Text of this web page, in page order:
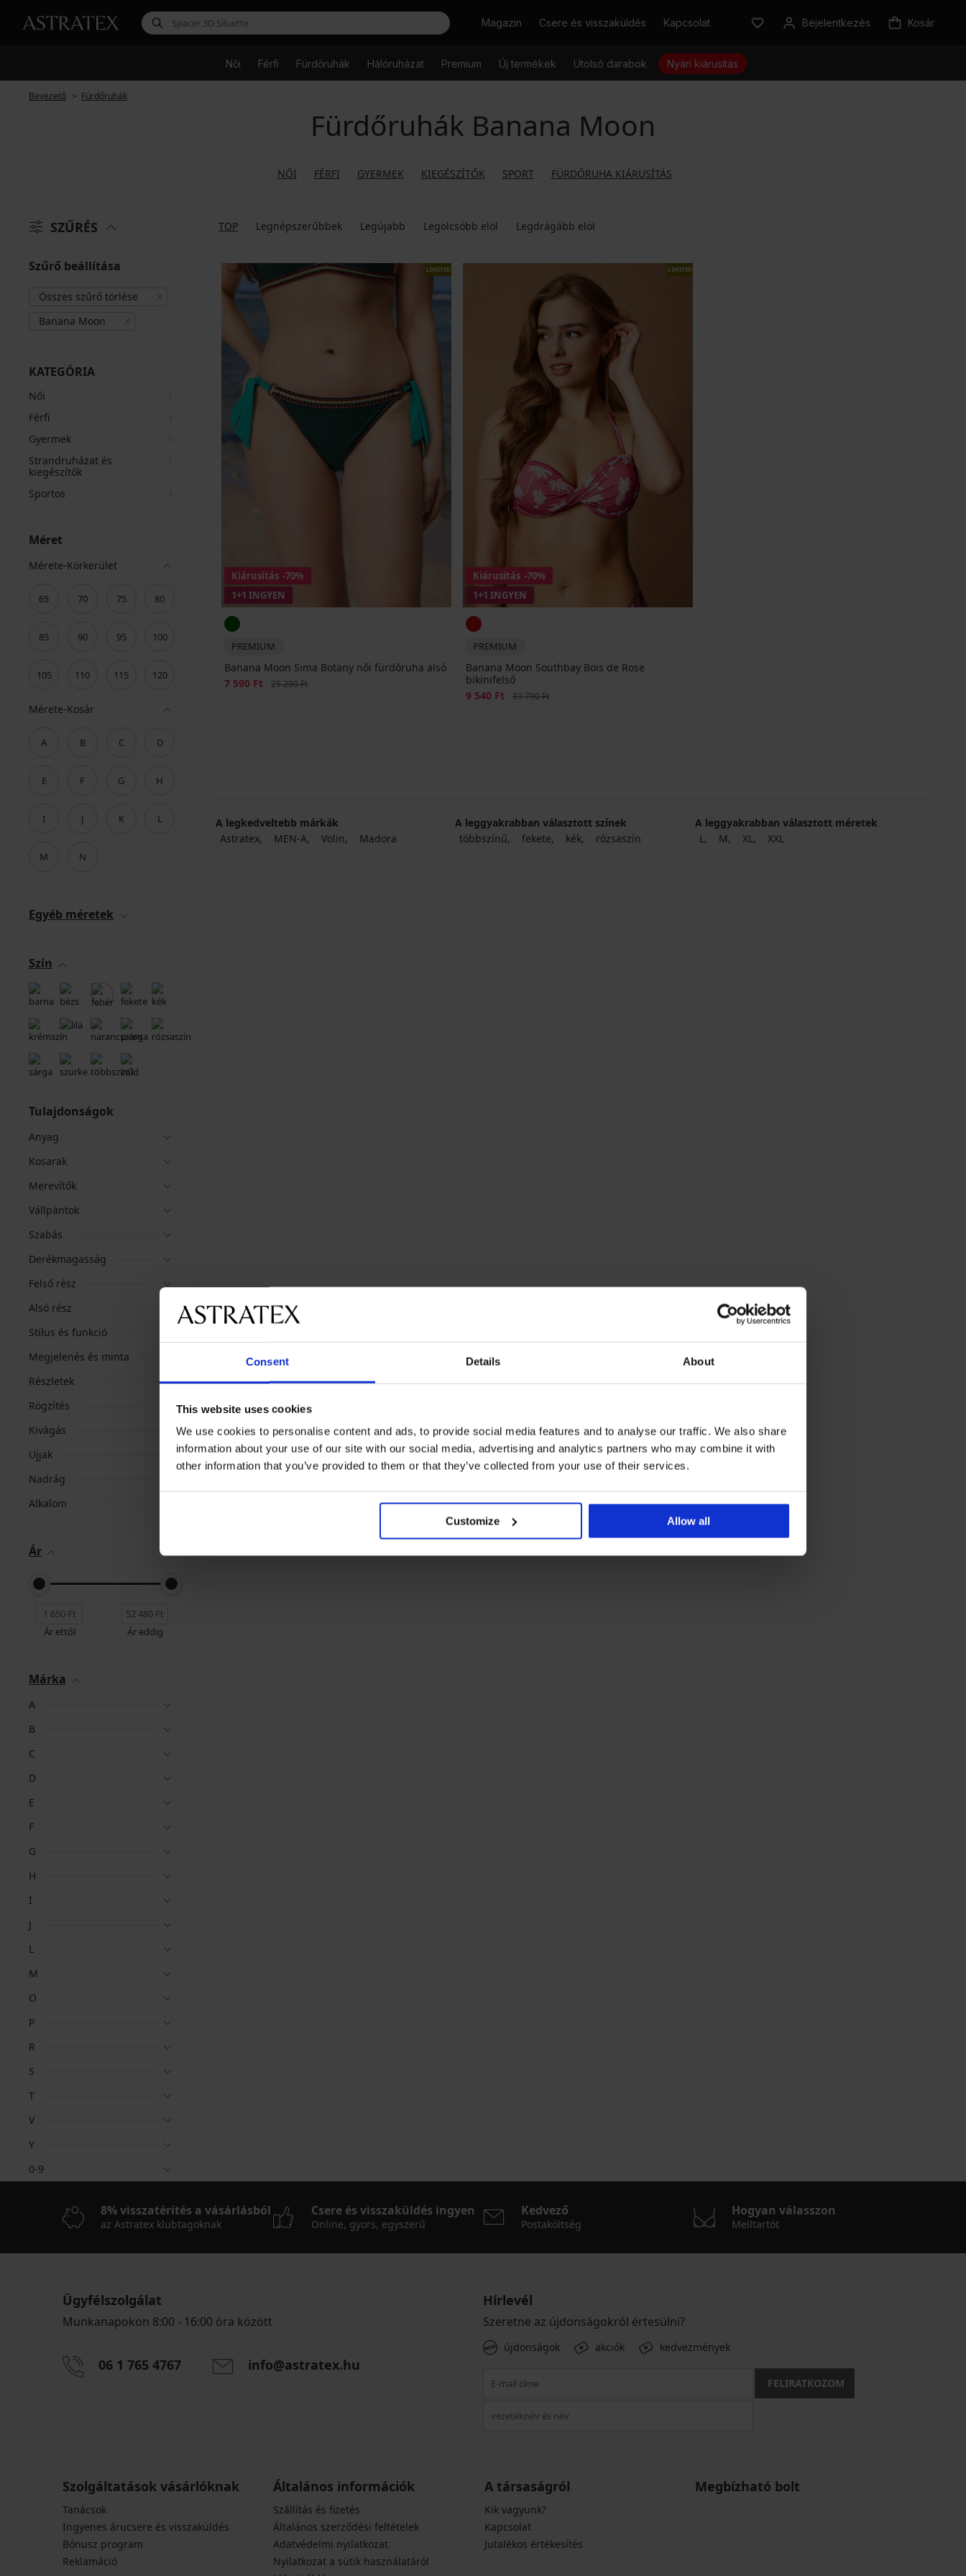
Consent Details About
This website uses cookies
We use cookies to personalise content and ads, to provide social media features and to analyse our traffic. We also share
information about your use of our site with our social media, advertising and analytics partners who may combine it with
other information that you’ve provided to them or that they’ve collected from your use of their services.
Customize Allow all
KeresésMagazin Csere és visszaküldés Kapcsolat Bejelentkezés Kosár
Női Férfi Fürdőruhák Hálóruházat Premium Új termékek Utolsó darabok Nyári kiárusítás
Bevezető Fürdőruhák
Fürdőruhák Banana Moon
NŐI FÉRFI GYERMEK KIEGÉSZÍTŐK SPORT FÜRDŐRUHA KIÁRUSÍTÁS
SZŰRÉS TOP Legnépszerűbbek Legújabb Legolcsóbb elöl Legdrágább elöl
Szűrő beállítása
Összes szűrő törlése
Banana Moon
KATEGÓRIA
Női
Férfi
Gyermek
Strandruházat és
kiegészítők
Sportos
Méret
Mérete-Körkerület
65 70 75 80
85 90 95 100
105 110 115 120
Mérete-Kosár
A B C D
E F G H
I J K L
M N
Egyéb méretek
Szín
Tulajdonságok
Anyag
Kosarak
Merevítők
Vállpántok
Szabás
Derékmagasság
Felső rész
Alsó rész
Stílus és funkció
Megjelenés és minta
Részletek
Rögzítés
Kivágás
Ujjak
Nadrág
Alkalom
Ár
Ár ettől Ár eddig
Márka
A
B
C
D
E
F
G
H
I
J
L
M
O
P
R
S
T
V
Y
0-9
LIMITED
Kiárusítás -70%
1+1 INGYEN
PREMIUM
Banana Moon Sima Botany női fürdőruha alsó
Kedvezmény
7 590 Ft Eredeti ár
25 290 Ft
LIMITED
Kiárusítás -70%
1+1 INGYEN
PREMIUM
Banana Moon Southbay Bois de Rose
bikinifelső
Kedvezmény
9 540 Ft Eredeti ár
31 790 Ft
A legkedveltebb márkák
Astratex
MEN-A Volin Madora
A leggyakrabban választott színek
többszínű
fekete kék rózsaszín
A leggyakrabban választott méretek
L
M XL XXL
8% visszatérítés a vásárlásból
az Astratex klubtagoknak
Csere és visszaküldés ingyen
Online, gyors, egyszerű
Kedvező
Postaköltség
Hogyan válasszon
Melltartót
Ügyfélszolgálat
Munkanapokon 8:00 - 16:00 óra között
06 1 765 4767 info@astratex.hu
Hírlevél
Szeretne az újdonságokról értesülni?
újdonságok akciók kedvezmények
FELIRATKOZOM
Szolgáltatások vásárlóknak
Tanácsok
Ingyenes árucsere és visszaküldés
Bónusz program
Reklamáció
Általános információk
Szállítás és fizetés
Általános szerződési feltételek
Adatvédelmi nyilatkozat
Nyilatkozat a sütik használatáról
A társaságról
Kik vagyunk?
Kapcsolat
Jutalékos értékesítés
Megbízható bolt